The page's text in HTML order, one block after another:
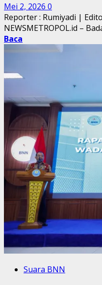
Mei 2, 2026 0
Reporter : Rumiyadi |
NEWSMETROPOL.id –
Baca
Suara BNN